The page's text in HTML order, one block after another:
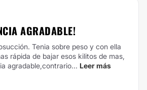
AGRADABLE!
Tenia sobre peso y con ella
rápida de bajar esos kilitos de mas,
agradable,contrario... Leer más